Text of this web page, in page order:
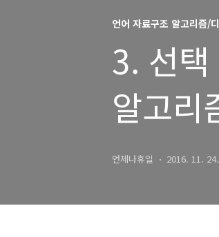
언어 자료구조 알고리즘/
3. 선
알고리
언제나휴일 2016. 11.